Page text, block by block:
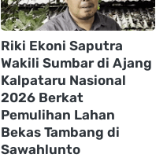
Riki Ekoni Saputra
Wakili Sumbar di Ajang
Kalpataru Nasional
2026 Berkat
Pemulihan Lahan
Bekas Tambang di
Sawahlunto